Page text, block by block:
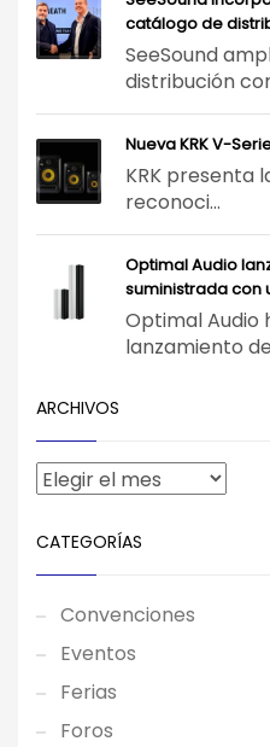
catálogo de
SeeSound
distribución
Nueva KRK V-
KRK presenta
reconoci...
Optimal Audio
suministrada con
Optimal Audio
lanzamiento
ARCHIVOS
CATEGORÍAS
Convenciones
Eventos
Ferias
Foros